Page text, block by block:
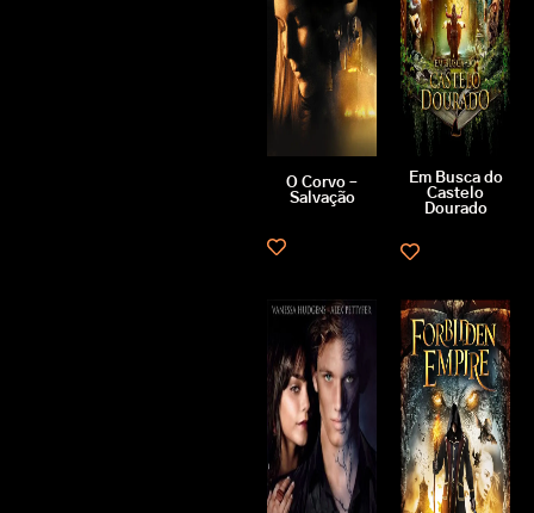
O Corvo –
Salvação
Em Busca do
Castelo
Dourado